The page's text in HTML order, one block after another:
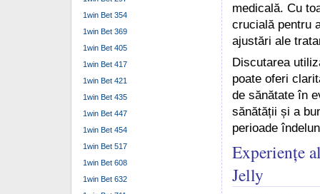
medicală. Cu
crucială pentru
ajustări ale
Discutarea
poate oferi
de sănătate în
sănătății și a
perioade
Experiențe
Jelly
1win Bet 354
1win Bet 369
1win Bet 405
1win Bet 417
1win Bet 421
1win Bet 435
1win Bet 447
1win Bet 454
1win Bet 517
1win Bet 608
1win Bet 632